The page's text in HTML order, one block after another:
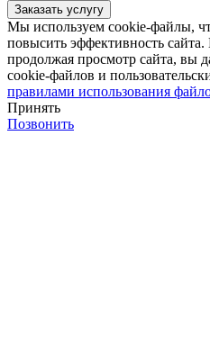
Мы используем cookie-файлы,
повысить эффективность
продолжая просмотр сайта, вы
cookie-файлов и
правилами использования
Принять
Позвонить